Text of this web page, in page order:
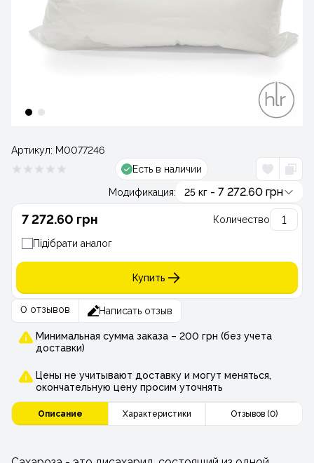
Артикул: М0077246
Есть в наличии
Модификация: 25 кг - 7 272.60 грн
7 272.60 грн Количество
Підібрати аналог
Купить
0 отзывов Написать отзыв
Минимальная сумма заказа – 200 грн (без учета
доставки)
Цены не учитывают доставку и могут меняться,
окончательную цену просим уточнять
Описание Характеристики Отзывов (0)